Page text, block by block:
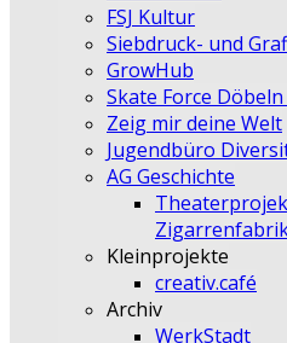
FSJ Kultur
Siebdruck- und
GrowHub
Skate Force Döbeln
Zeig mir deine Welt
Jugendbüro
AG Geschichte
Kleinprojekte
creativ.café
Archiv
WerkStadt